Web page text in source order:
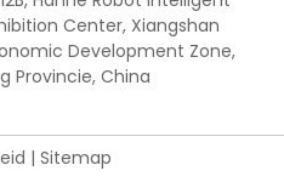
Center, Xiangshan
Development Zone,
Provincie, China
| Sitemap